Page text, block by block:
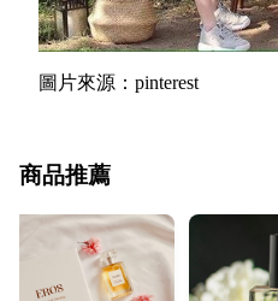
圖片來源：pinterest
商品推薦